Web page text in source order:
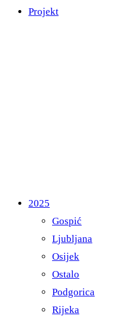
Projekt
2025
Gospić
Ljubljana
Osijek
Ostalo
Podgorica
Rijeka